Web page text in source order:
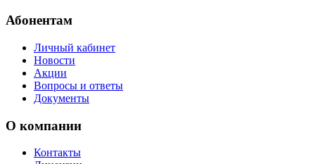
Абонентам
Личный кабинет
Новости
Акции
Вопросы и ответы
Документы
О компании
Контакты